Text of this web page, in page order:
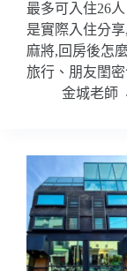
最多可入住26
是實際入住分
麻將,回房後怎
旅行、朋友閨
金城老師